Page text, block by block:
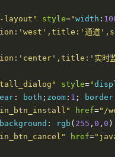
layout" style="width : 100
通道
实时监
style="
: both ; zoom : 1 ; border
href="/
background : rgb ( 255 , 0 , 0 );
href=